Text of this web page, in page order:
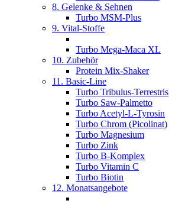
8. Gelenke & Sehnen
Turbo MSM-Plus
9. Vital-Stoffe
Turbo Mega-Maca XL
10. Zubehör
Protein Mix-Shaker
11. Basic-Line
Turbo Tribulus-Terrestris
Turbo Saw-Palmetto
Turbo Acetyl-L-Tyrosin
Turbo Chrom (Picolinat)
Turbo Magnesium
Turbo Zink
Turbo B-Komplex
Turbo Vitamin C
Turbo Biotin
12. Monatsangebote